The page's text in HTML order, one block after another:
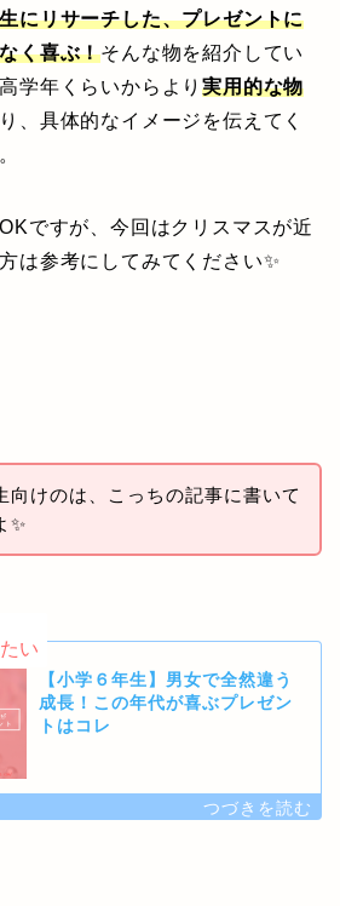
にリサーチした、プレゼントに
く喜ぶ！そんな物を紹介してい
学年くらいからより実用的な物
、具体的なイメージを伝えてく
ですが、今回はクリスマスが近
は参考にしてみてください✨
向けのは、こっちの記事に書いて
✨
【小学６年生】男女で全然違う
成長！この年代が喜ぶプレゼン
トはコレ